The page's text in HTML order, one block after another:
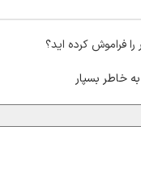
را فراموش کرده اید؟
به خاطر بسپار